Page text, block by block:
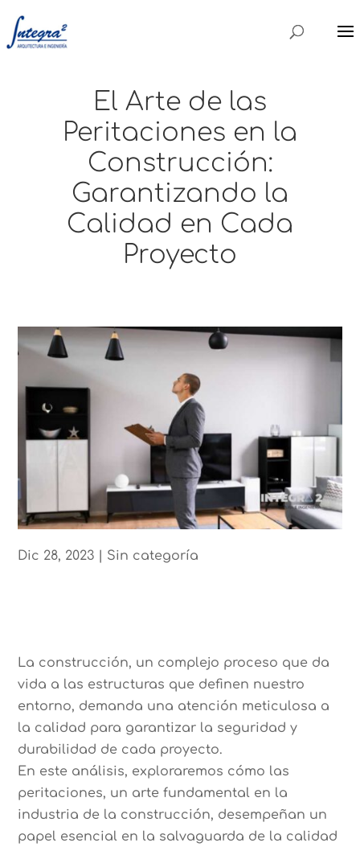
El Arte de las
Peritaciones en la
Construcción:
Garantizando la
Calidad en Cada
Proyecto
Dic 28, 2023 Sin categoría
La construcción, un complejo proceso que da
vida a las estructuras que definen nuestro
entorno, demanda una atención meticulosa a
la calidad para garantizar la seguridad y
durabilidad de cada proyecto.
En este análisis, exploraremos cómo las
peritaciones, un arte fundamental en la
industria de la construcción, desempeñan un
papel esencial en la salvaguarda de la calidad